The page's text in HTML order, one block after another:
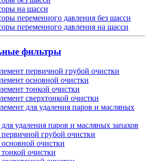
на шасси
переменного давления без шасси
переменного давления на шасси
фильтры
первичной грубой очистки
основной очистки
тонкой очистки
сверхтонкой очистки
для удаления паров и масляных
удаления паров и масляных запахов
грубой очистки
очистки
очистки